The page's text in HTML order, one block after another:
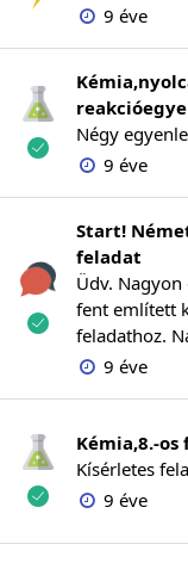
9 éve
Négy
9 éve
Start!
feladat
Üdv.
fent említett
feladathoz.
9 éve
Kémia,8.-
Kísérletes
9 éve